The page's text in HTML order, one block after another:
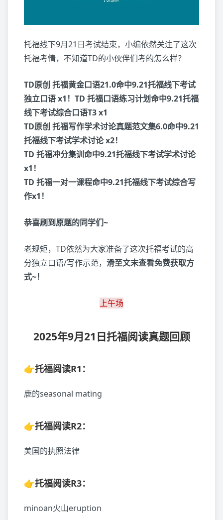
托福线下9月21日考试结束，小编依然关注了这次
托福考情，不知道TD的小伙伴们考的怎么样？
TD原创 托福黄金口语21.0命中9.21托福线下考试
独立口语 x1！ TD 托福口语练习计划命中9.21托福
线下考试综合口语T3 x1
TD原创 托福写作学术讨论真题范文集6.0命中9.21
托福线下考试学术讨论 x2！
TD 托福冲分集训命中9.21托福线下考试学术讨论
x1！
TD 托福一对一课程命中9.21托福线下考试综合写
作x1！
恭喜刷到原题的同学们~
老规矩，TD依然为大家准备了这次托福考试的高
分独立口语/写作示范， 滑至文末查看免费获取方
式~！
上午场
2025年9月21日托福阅读真题回顾
👉托福阅读R1：
鹿的seasonal mating
👉托福阅读R2：
美国的执照法律
👉托福阅读R3：
minoan火山eruption